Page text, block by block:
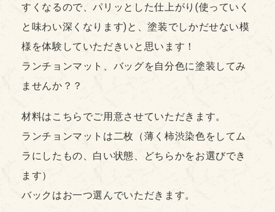
すくなるので、パリッとした仕上がり(使っていく
と味わい深くなります)と、塗装でしかだせない模
様を体験していただきいと思います！
ランチョンマット、バッグを自分色に塗装してみ
ませんか？？
材料はこちらでご用意させていただきます。
ランチョンマットは二枚（薄く柿渋染色をしてム
ラにしたもの、白い状態、どちらかをお選びでき
ます）
バックはお一つ選んでいただきます。